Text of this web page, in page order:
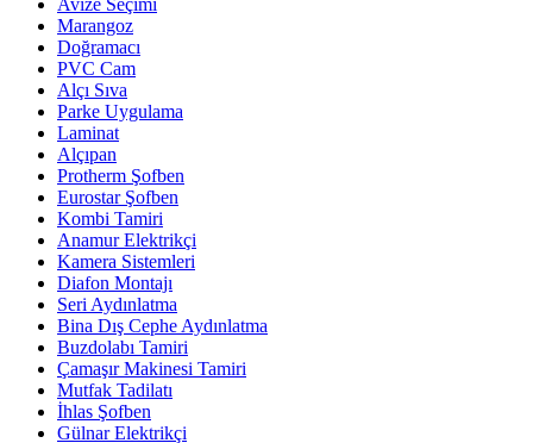
Marangoz
Doğramacı
PVC Cam
Alçı Sıva
Parke Uygulama
Laminat
Alçıpan
Protherm Şofben
Eurostar Şofben
Kombi Tamiri
Anamur Elektrikçi
Kamera Sistemleri
Diafon Montajı
Seri Aydınlatma
Bina Dış Cephe Aydınlatma
Buzdolabı Tamiri
Çamaşır Makinesi Tamiri
Mutfak Tadilatı
İhlas Şofben
Gülnar Elektrikçi